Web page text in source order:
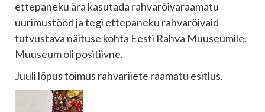
ettepaneku ära kasutada rahvarõivaraamatu
uurimustööd ja tegi ettepaneku rahvarõivaid
tutvustava näituse kohta Eesti Rahva Muuseumile.
Muuseum oli positiivne.
Juuli lõpus toimus rahvariiete raamatu esitlus.